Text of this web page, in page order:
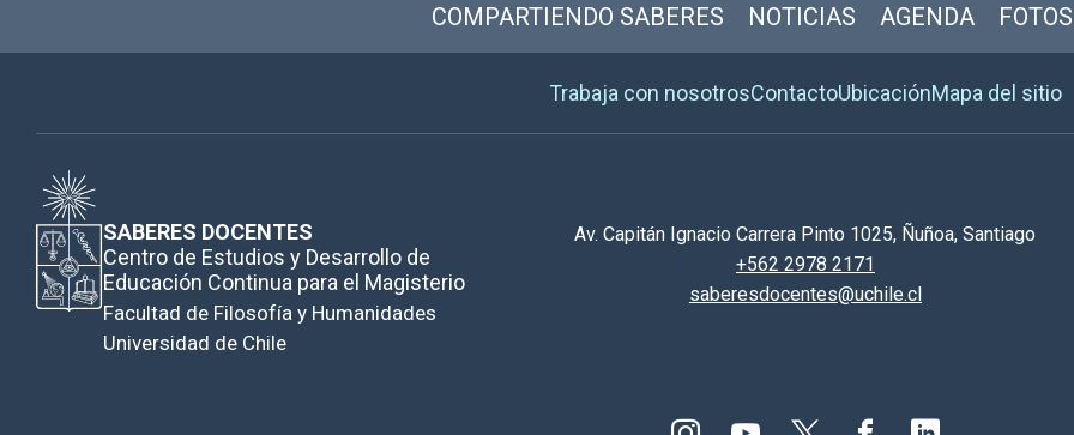
COMPARTIENDO SABERES NOTICIAS AGENDA FOTOS
Trabaja con nosotrosContactoUbicaciónMapa del sitio
SABERES DOCENTES
Centro de Estudios y Desarrollo de
Educación Continua para el Magisterio
Facultad de Filosofía y Humanidades
Universidad de Chile
Av. Capitán Ignacio Carrera Pinto 1025, Ñuñoa, Santiago
+562 2978 2171
saberesdocentes@uchile.cl